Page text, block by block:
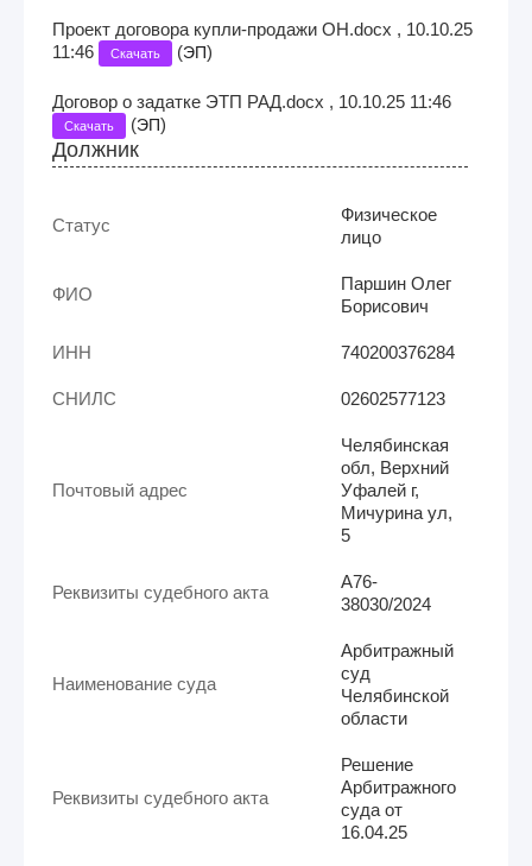
Проект договора купли-продажи ОН.docx , 10.10.25
11:46
Скачать (ЭП)
Договор о задатке ЭТП РАД.docx , 10.10.25 11:46
Скачать (ЭП)
Должник
Статус
Физическое
лицо
ФИО
Паршин Олег
Борисович
ИНН 740200376284
СНИЛС 02602577123
Почтовый адрес
Челябинская
обл, Верхний
Уфалей г,
Мичурина ул,
5
Реквизиты судебного акта
А76-
38030/2024
Наименование суда
Арбитражный
суд
Челябинской
области
Реквизиты судебного акта
Решение
Арбитражного
суда от
16.04.25